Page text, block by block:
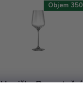
Degustační
Objem